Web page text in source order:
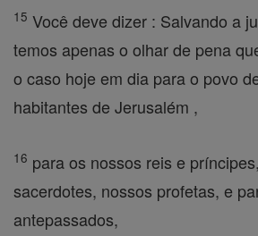
15 Você deve dizer : Salvando a
temos apenas o olhar de pena
o caso hoje em dia para o povo
habitantes de Jerusalém ,
16 para os nossos reis e
sacerdotes, nossos profetas, e
antepassados,